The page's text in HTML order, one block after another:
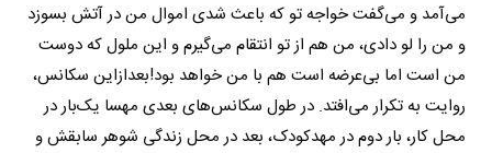
می‌آمد و می‌گفت خواجه تو که باعث شدی اموال من در آتش بسوزد
و من را لو دادی، من هم از تو انتقام می‌گیرم و این ملول که دوست
من است اما بی‌عرضه است هم با من خواهد بود!بعدازاین سکانس،
روایت به تکرار می‌افتد. در طول سکانس‌های بعدی مهسا یک‌بار در
محل کار، بار دوم در مهدکودک، بعد در محل زندگی شوهر سابقش و